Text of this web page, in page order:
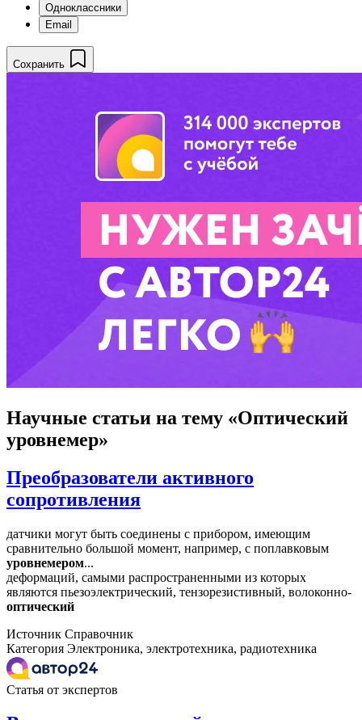
Одноклассники
Email
Сохранить
Научные статьи на тему «Оптический
уровнемер»
Преобразователи активного
сопротивления
датчики могут быть соединены с прибором, имеющим
сравнительно большой момент, например, с поплавковым
уровнемером...
деформаций, самыми распространенными из которых
являются пьезоэлектрический, тензорезистивный, волоконно-
оптический
Источник Справочник
Категория Электроника, электротехника, радиотехника
Статья от экспертов